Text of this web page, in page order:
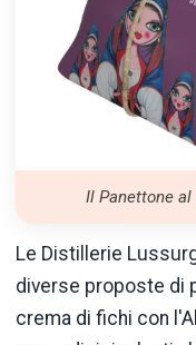
Il Panettone
Le Distillerie
diverse proposte di
crema di fichi con